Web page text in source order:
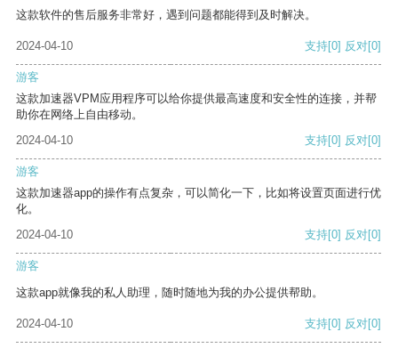
这款软件的售后服务非常好，遇到问题都能得到及时解决。
2024-04-10 支持[0] 反对[0]
游客
这款加速器VPM应用程序可以给你提供最高速度和安全性的连接，并帮
助你在网络上自由移动。
2024-04-10
支持[0] 反对[0]
游客
这款加速器app的操作有点复杂，可以简化一下，比如将设置页面进行优
化。
2024-04-10
支持[0] 反对[0]
游客
这款app就像我的私人助理，随时随地为我的办公提供帮助。
2024-04-10 支持[0] 反对[0]